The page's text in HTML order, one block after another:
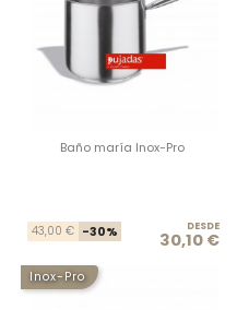
Baño maría Inox-Pro
43,00 € -30% DESDE
30,10 €
Inox-Pro